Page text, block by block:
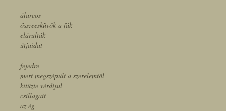
álarcos
összeesküvők a fák
elárulták
útjaidat
fejedre
mert megszépült a szerelemtől
kitûzte vérdíjul
csillagait
az ég